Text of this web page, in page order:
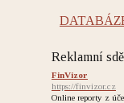
Reklamní
FinVizor
https://finvizor.cz
Online reporty z